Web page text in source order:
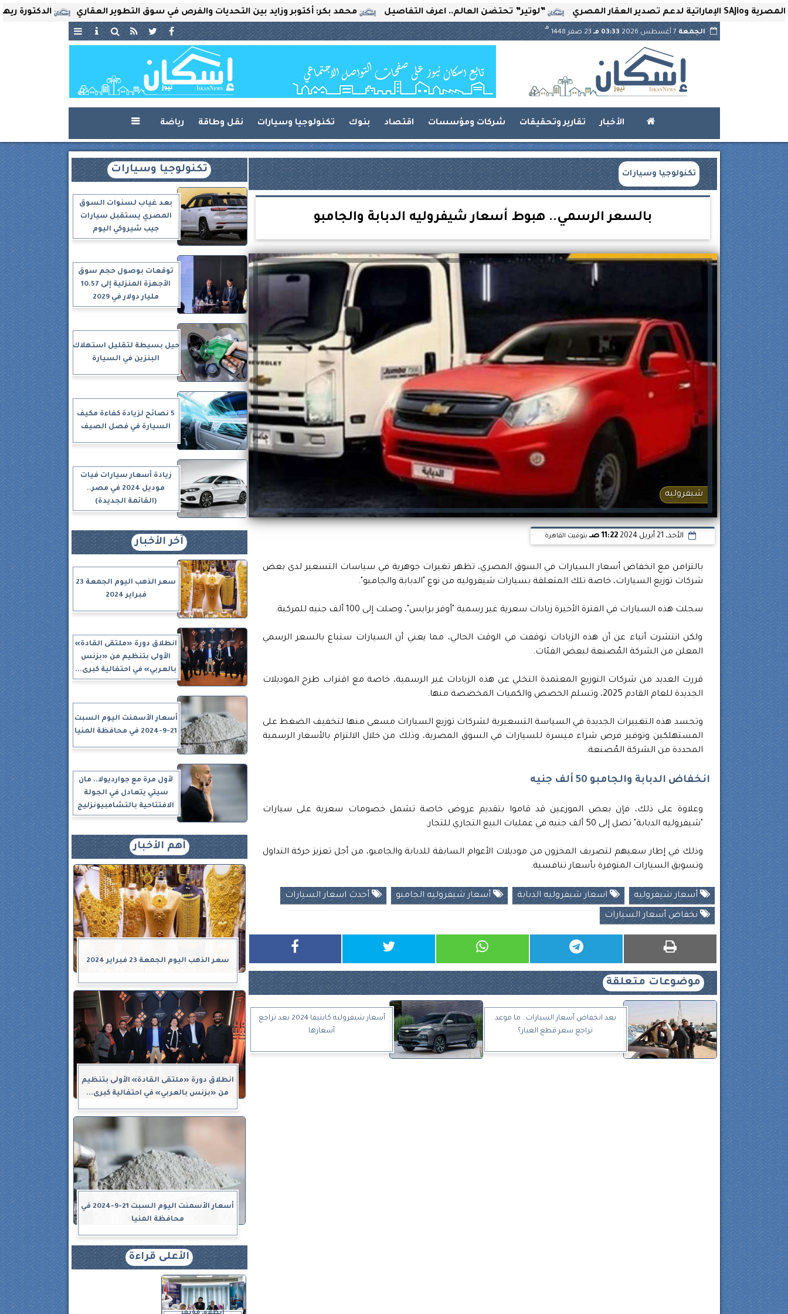
الدكتورة ريهام محمد بكر: أكتوبر وزايد بين التحديات والفرص في سوق التطوير العقاري ”لوتير” تحتضن العالم.. اعرف التفاصيل
الجمعة7 أغسطس 2026 03:33 مـ 23 صفر 1448
هـ
الأخبار تقارير وتحقيقات شركات ومؤسسات اقتصاد بنوك تكنولوجيا وسيارات نقل وطاقة رياضة 
تكنولوجيا وسيارات
بالسعر الرسمي.. هبوط أسعار شيفروليه الدبابة والجامبو
شيفروليه
الأحد، 21 أبريل 2024 11:22 صـ بتوقيت القاهرة
بالتزامن مع انخفاض أسعار السيارات في السوق المصري، تظهر تغيرات جوهرية في سياسات التسعير لدى بعض
شركات توزيع السيارات، خاصة تلك المتعلقة بسيارات شيفروليه من نوع "الدبابة والجامبو".
سجلت هذه السيارات في الفترة الأخيرة زيادات سعرية غير رسمية "أوفر برايس"، وصلت إلى 100 ألف جنيه للمركبة.
ولكن انتشرت أنباء عن أن هذه الزيادات توقفت في الوقت الحالي، مما يعني أن السيارات ستباع بالسعر الرسمي
المعلن من الشركة المُصنعة لبعض الفئات.
قررت العديد من شركات التوزيع المعتمدة التخلي عن هذه الزيادات غير الرسمية، خاصة مع اقتراب طرح الموديلات
الجديدة للعام القادم 2025، وتسلم الحصص والكميات المخصصة منها.
وتجسد هذه التغييرات الجديدة في السياسة التسعيرية لشركات توزيع السيارات مسعى منها لتخفيف الضغط على
المستهلكين وتوفير فرص شراء ميسرة للسيارات في السوق المصرية، وذلك من خلال الالتزام بالأسعار الرسمية
المحددة من الشركة المُصنعة.
انخفاض الدبابة والجامبو 50 ألف جنيه
وعلاوة على ذلك، فإن بعض الموزعين قد قاموا بتقديم عروض خاصة تشمل خصومات سعرية على سيارات
"شيفروليه الدبابة" تصل إلى 50 ألف جنيه في عمليات البيع التجاري للتجار.
وذلك في إطار سعيهم لتصريف المخزون من موديلات الأعوام السابقة للدبابة والجامبو، من أجل تعزيز حركة التداول
وتسويق السيارات المتوفرة بأسعار تنافسية.
أسعار شيفروليه اسعار شيفروليه الدبابة أسعار شيفروليه الجامبو أحدث اسعار السيارات
نخفاض أسعار السيارات
موضوعات متعلقة
بعد انخفاض أسعار السيارات.. ما موعد
تراجع سعر قطع الغيار؟
أسعار شيفروليه كابتيفا 2024 بعد تراجع
أسعارها
تكنولوجيا وسيارات
بعد غياب لسنوات السوق
المصري يستقبل سيارات
جيب شيروكي اليوم
توقعات بوصول حجم سوق
الأجهزة المنزلية إلى 10.57
مليار دولار في 2029
حيل بسيطة لتقليل استهلاك
البنزين في السيارة
5 نصائح لزيادة كفاءة مكيف
السيارة في فصل الصيف
زيادة أسعار سيارات فيات
موديل 2024 في مصر..
(القائمة الجديدة)
آخر الأخبار
سعر الذهب اليوم الجمعة 23
فبراير 2024
انطلاق دورة «ملتقى القادة»
الأولى بتنظيم من «بزنس
بالعربي» في احتفالية كبرى...
أسعار الأسمنت اليوم السبت
21-9-2024 في محافظة المنيا
لأول مرة مع جوارديولا.. مان
سيتي يتعادل في الجولة
الافتتاحية بالتشامبيونزليج
أهم الأخبار
سعر الذهب اليوم الجمعة 23 فبراير 2024
انطلاق دورة «ملتقى القادة» الأولى بتنظيم
من «بزنس بالعربي» في احتفالية كبرى...
أسعار الأسمنت اليوم السبت 21-9-2024 في
محافظة المنيا
الأعلى قراءة
انطلاق مؤتمر